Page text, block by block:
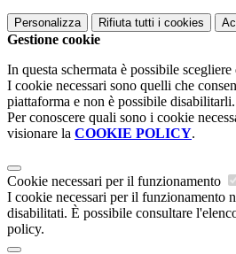
Personalizza Rifiuta tutti i cookies
Gestione cookie
In questa schermata è possibile
I cookie necessari sono quelli che
piattaforma e non è possibile disabilitarli.
Per conoscere quali sono i cookie
visionare la COOKIE POLICY.
Cookie necessari per il funzionamento
I cookie necessari per il funzionamento
disabilitati. È possibile consultare
policy.